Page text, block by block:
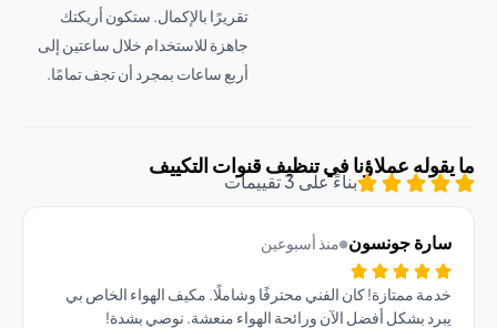
تقريرًا بالإكمال. ستكون أريكتك
جاهزة للاستخدام خلال ساعتين إلى
أربع ساعات بمجرد أن تجف تمامًا.
عملاؤنا في تنظيف قنوات التكييف
بناءً على 3 تقييمات
جونسون منذ أسبوعين
ممتازة! كان الفني محترفًا وشاملًا. مكيف الهواء الخاص بي
بشكل أفضل الآن ورائحة الهواء منعشة. نوصي بشدة!